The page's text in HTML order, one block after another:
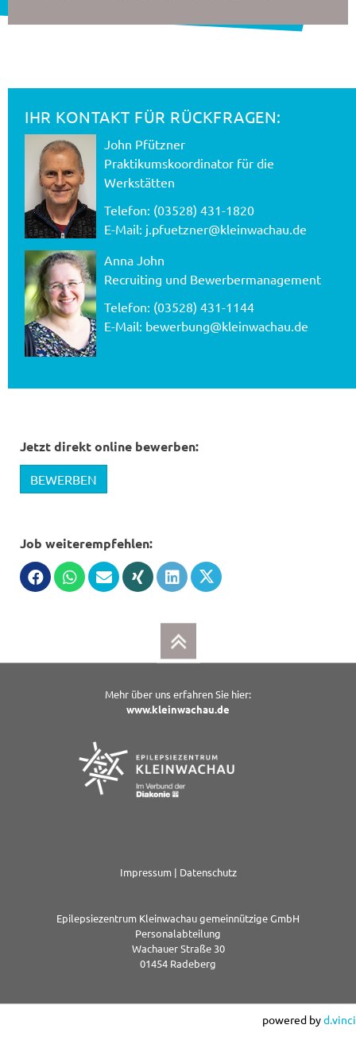
IHR KONTAKT FÜR RÜCKFRAGEN:
John Pfützner
Praktikumskoordinator für die
Werkstätten
Telefon: (03528) 431-1820
E-Mail: j.pfuetzner@kleinwachau.de
Anna John
Recruiting und Bewerbermanagement
Telefon: (03528) 431-1144
E-Mail: bewerbung@kleinwachau.de
Jetzt direkt online bewerben:
Job weiterempfehlen:
BEWERBEN
Mehr über uns erfahren Sie hier:
www.kleinwachau.de
Impressum| Datenschutz
Epilepsiezentrum Kleinwachau gemeinnützige GmbH
Personalabteilung
Wachauer Straße 30
01454 Radeberg
powered byd.vinci